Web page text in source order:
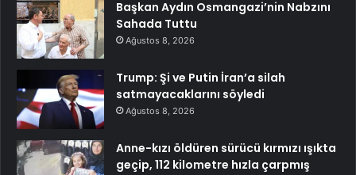
Başkan Aydın Osmangazi’nin Nabzını
Sahada Tuttu
Ağustos 8, 2026
Trump: Şi ve Putin İran’a silah
satmayacaklarını söyledi
Ağustos 8, 2026
Anne-kızı öldüren sürücü kırmızı ışıkta
geçip, 112 kilometre hızla çarpmış